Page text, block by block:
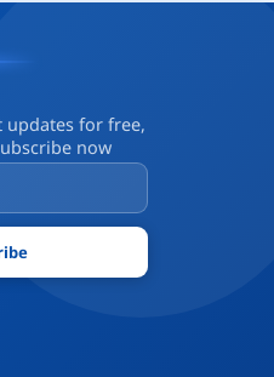
updates for free,
now